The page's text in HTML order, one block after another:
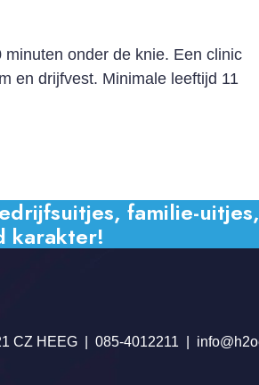
onder de knie. Een clinic
en drijfvest. Minimale leeftijd 11
familie-uitjes,
karakter!
CZ HEEG 085-4012211